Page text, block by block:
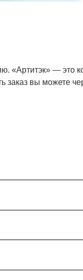
«Артитэк» — это
заказ вы можете